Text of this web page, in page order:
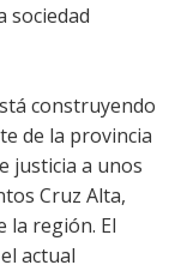
sociedad
construyendo
de la provincia
justicia a unos
Cruz Alta,
la región. El
actual